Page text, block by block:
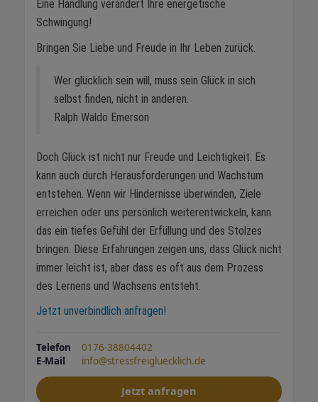
Eine Handlung verändert Ihre energetische
Schwingung!
Bringen Sie Liebe und Freude in Ihr Leben zurück.
Wer glücklich sein will, muss sein Glück in sich
selbst finden, nicht in anderen.
Ralph Waldo Emerson
Doch Glück ist nicht nur Freude und Leichtigkeit. Es
kann auch durch Herausforderungen und Wachstum
entstehen. Wenn wir Hindernisse überwinden, Ziele
erreichen oder uns persönlich weiterentwickeln, kann
das ein tiefes Gefühl der Erfüllung und des Stolzes
bringen. Diese Erfahrungen zeigen uns, dass Glück nicht
immer leicht ist, aber dass es oft aus dem Prozess
des Lernens und Wachsens entsteht.
Jetzt unverbindlich anfragen!
Telefon
0176-38804402
E-Mail
info@stressfreigluecklich.de
Jetzt anfragen